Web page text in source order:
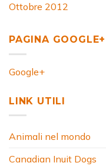
Ottobre 2012
PAGINA GOOGLE+
Google+
LINK UTILI
Animali nel mondo
Canadian Inuit Dogs